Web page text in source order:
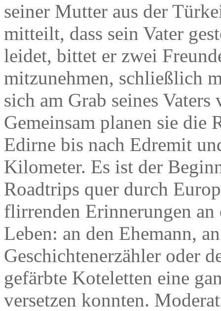
seiner Mutter aus der
mitteilt, dass sein Vater
leidet, bittet er zwei
mitzunehmen, schließlich
sich am Grab seines
Gemeinsam planen sie die
Edirne bis nach Edremit
Kilometer. Es ist der
Roadtrips quer durch
flirrenden Erinnerungen an
Leben: an den Ehemann,
Geschichtenerzähler oder
gefärbte Koteletten eine
versetzen konnten.